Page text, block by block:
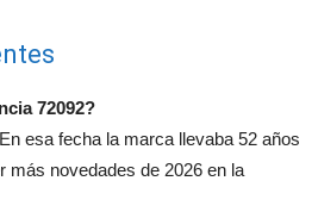
72092?
esa fecha la marca llevaba 52 años
más novedades de 2026 en la